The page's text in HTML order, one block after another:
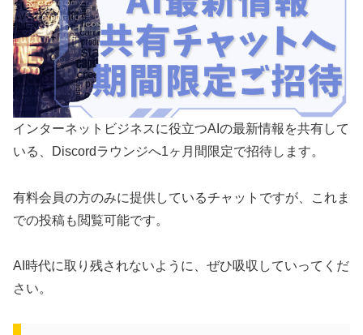
インターネットビジネスに役立つAIの最新情報を共有して
いる、Discordラウンジへ1ヶ月間限定で招待します。
有料会員の方のみに提供しているチャットですが、これま
での投稿も閲覧可能です。
AI時代に取り残されないように、ぜひ吸収していってくだ
さい。